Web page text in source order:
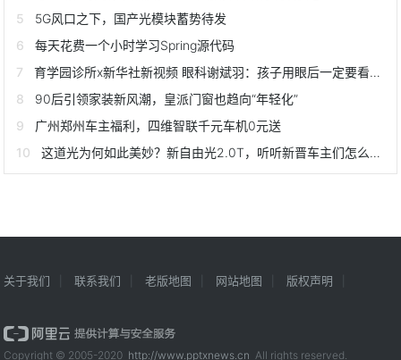
5G风口之下，国产光模块蓄势待发
每天花费一个小时学习Spring源代码
育学园诊所x新华社新视频 眼科谢斌羽：孩子用眼后一定要看远处
90后引领家装新风潮，皇派门窗也趋向“年轻化”
广州郑州车主福利，四维智联千元车机0元送
这道光为何如此美妙？新自由光2.0T，听听新晋车主们怎么说它
关于我们 联系我们 老版地图 网站地图 版权声明
Copyright © 2005-2020 http://www.pptxnews.cn All rights reserved.